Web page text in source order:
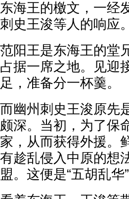
东海王的檄文，一经
刺史王浚等人的响应。
范阳王是东海王的堂
占据一席之地。见迎
足，准备分一杯羹。
而幽州刺史王浚原先
颇深。当初，为了保
家，从而获得外援。
有趁乱侵入中原的想
盟。这便是“五胡乱